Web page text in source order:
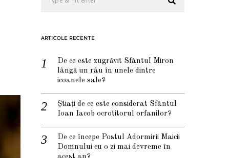
ARTICOLE RECENTE
De ce este zugrăvit Sfântul Miron
lângă un râu în unele dintre
icoanele sale?
Știați de ce este considerat Sfântul
Ioan Iacob ocrotitorul orfanilor?
De ce începe Postul Adormirii Maicii
Domnului cu o zi mai devreme în